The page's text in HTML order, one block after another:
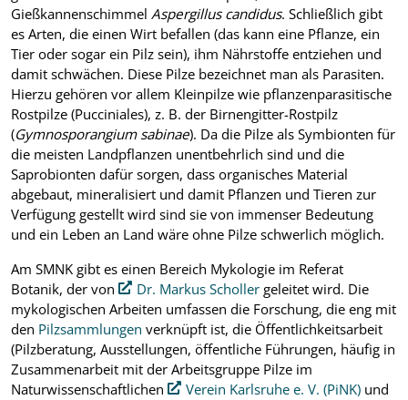
Gießkannenschimmel Aspergillus candidus. Schließlich gibt
es Arten, die einen Wirt befallen (das kann eine Pflanze, ein
Tier oder sogar ein Pilz sein), ihm Nährstoffe entziehen und
damit schwächen. Diese Pilze bezeichnet man als Parasiten.
Hierzu gehören vor allem Kleinpilze wie pflanzenparasitische
Rostpilze (Pucciniales), z. B. der Birnengitter-Rostpilz
(Gymnosporangium sabinae). Da die Pilze als Symbionten für
die meisten Landpflanzen unentbehrlich sind und die
Saprobionten dafür sorgen, dass organisches Material
abgebaut, mineralisiert und damit Pflanzen und Tieren zur
Verfügung gestellt wird sind sie von immenser Bedeutung
und ein Leben an Land wäre ohne Pilze schwerlich möglich.
Am SMNK gibt es einen Bereich Mykologie im Referat
Botanik, der von
Dr. Markus Schollergeleitet wird. Die
mykologischen Arbeiten umfassen die Forschung, die eng mit
den Pilzsammlungen verknüpft ist, die Öffentlichkeitsarbeit
(Pilzberatung, Ausstellungen, öffentliche Führungen, häufig in
Zusammenarbeit mit der Arbeitsgruppe Pilze im
Naturwissenschaftlichen
Verein Karlsruhe e. V. (PiNK)und